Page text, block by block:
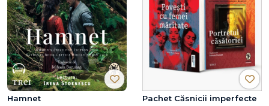
Hamnet Pachet Căsnicii imperfecte